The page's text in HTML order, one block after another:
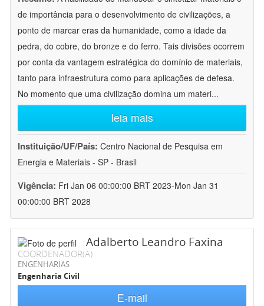
de importância para o desenvolvimento de civilizações, a
ponto de marcar eras da humanidade, como a idade da
pedra, do cobre, do bronze e do ferro. Tais divisões ocorrem
por conta da vantagem estratégica do domínio de materiais,
tanto para infraestrutura como para aplicações de defesa.
No momento que uma civilização domina um materi...
leia mais
Instituição/UF/País: Centro Nacional de Pesquisa em
Energia e Materiais - SP - Brasil
Vigência: Fri Jan 06 00:00:00 BRT 2023-Mon Jan 31
00:00:00 BRT 2028
Adalberto Leandro Faxina
COORDENADOR(A)
ENGENHARIAS
Engenharia Civil
E-mail